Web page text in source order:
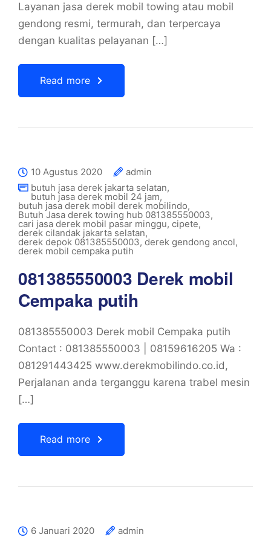
Layanan jasa derek mobil towing atau mobil
gendong resmi, termurah, dan terpercaya
dengan kualitas pelayanan […]
Read more
10 Agustus 2020
admin
butuh jasa derek jakarta selatan,
butuh jasa derek mobil 24 jam,
butuh jasa derek mobil derek mobilindo,
Butuh Jasa derek towing hub 081385550003,
cari jasa derek mobil pasar minggu, cipete,
derek cilandak jakarta selatan,
derek depok 081385550003, derek gendong ancol,
derek mobil cempaka putih
081385550003 Derek mobil
Cempaka putih
081385550003 Derek mobil Cempaka putih
Contact : 081385550003 | 08159616205 Wa :
081291443425 www.derekmobilindo.co.id,
Perjalanan anda terganggu karena trabel mesin
[…]
Read more
6 Januari 2020
admin